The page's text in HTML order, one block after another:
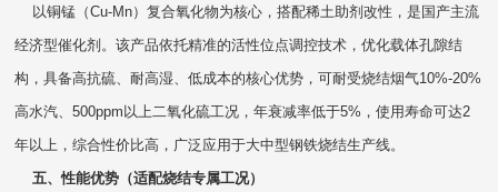
以铜锰（Cu-Mn）复合氧化物为核心，搭配稀土助剂改性，是国产主流
经济型催化剂。该产品依托精准的活性位点调控技术，优化载体孔隙结
构，具备高抗硫、耐高湿、低成本的核心优势，可耐受烧结烟气10%-20%
高水汽、500ppm以上二氧化硫工况，年衰减率低于5%，使用寿命可达2
年以上，综合性价比高，广泛应用于大中型钢铁烧结生产线。
五、性能优势（适配烧结专属工况）